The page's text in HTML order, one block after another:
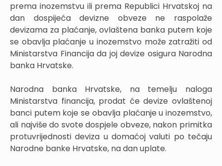
prema inozemstvu ili prema Republici Hrvatskoj na
dan dospijeća devizne obveze ne raspolaže
devizama za plaćanje, ovlaštena banka putem koje
se obavlja plaćanje u inozemstvo može zatražiti od
Ministarstva Financija da joj devize osigura Narodna
banka Hrvatske.
Narodna banka Hrvatske, na temelju naloga
Ministarstva financija, prodat će devize ovlaštenoj
banci putem koje se obavlja plaćanje u inozemstvo,
ali najviše do svote dospjele obveze, nakon primitka
protuvrijednosti deviza u domaćoj valuti po tečaju
Narodne banke Hrvatske, na dan uplate.